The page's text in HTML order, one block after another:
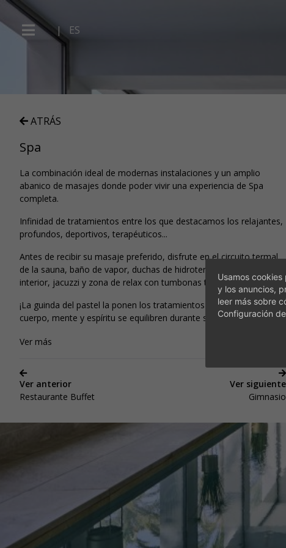
| ES
ATRÁS
Spa
La combinación ideal de modernas instalaciones y un amplio
abanico de masajes donde poder vivir una experiencia de Spa
completa.
Infinidad de tratamientos entre los que destacamos los relajantes,
profundos, deportivos, terapéuticos...
Antes de recibir su masaje preferido, disfrute en el circuito termal
de la sauna, baño de vapor, duchas de hidroterapia, piscina
interior, jacuzzi y zona de relax con tumbonas térmicas.
¡La guinda del pastel la ponen los tratamientos estéticos para que
cuerpo, mente y espíritu se equilibren durante sus vacaciones!
Ver más
Ver anterior
Restaurante Buffet
Ver siguiente
Gimnasio
Usamos
y los anuncios,
leer más sobre
Configuración